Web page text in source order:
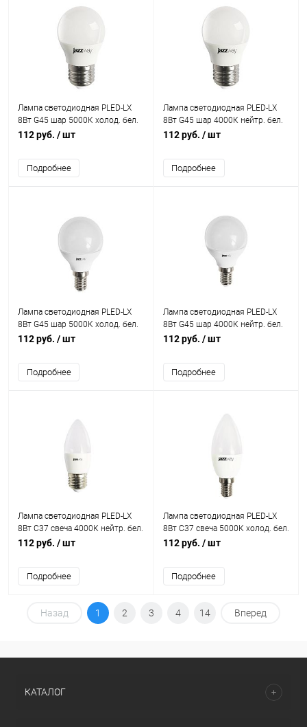
Лампа светодиодная PLED-LX
8Вт G45 шар 5000К холод. бел.
E27 JazzWay 5028685
112 руб. / шт
Подробнее
Лампа светодиодная PLED-LX
8Вт G45 шар 4000К нейтр. бел.
E27 JazzWay 5025301
112 руб. / шт
Подробнее
Лампа светодиодная PLED-LX
8Вт G45 шар 5000К холод. бел.
E14 JazzWay 5028623
112 руб. / шт
Подробнее
Лампа светодиодная PLED-LX
8Вт G45 шар 4000К нейтр. бел.
E14 JazzWay 5025295
112 руб. / шт
Подробнее
Лампа светодиодная PLED-LX
8Вт C37 свеча 4000К нейтр. бел.
E27 JazzWay 5025288
112 руб. / шт
Подробнее
Лампа светодиодная PLED-LX
8Вт C37 свеча 5000К холод. бел.
E14 JazzWay 5028500
112 руб. / шт
Подробнее
Назад 1 2 3 4 14 Вперед
КАТАЛОГ